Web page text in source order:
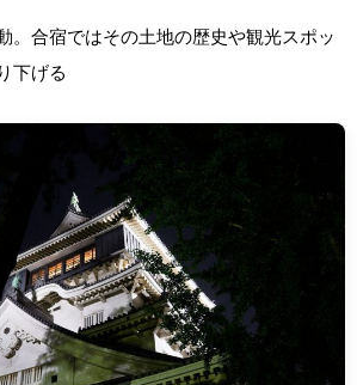
。合宿ではその土地の歴史や観光スポッ
下げる